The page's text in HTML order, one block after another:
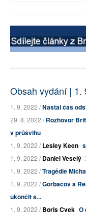
Obsah vydání | 1.
1. 9. 2022 /Nastal čas
29. 8. 2022 /Rozhovor
v průšvihu
1. 9. 2022 /Lesley Keen
1. 9. 2022 /Daniel Veselý
1. 9. 2022 /Tragédie
1. 9. 2022 /Gorbačov a
ukončit s...
1. 9. 2022 /Boris Cvek O